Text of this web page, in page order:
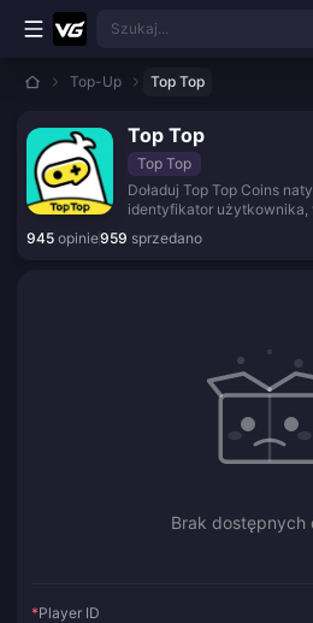
Przejdź do głównej treści
Szukaj...
Top-Up Top Top
Top Top
Top Top
Doładuj Top Top Coins
identyfikator
szybką dostawą z
945 opinie959 sprzedano
Brak dostępnych
*Player ID